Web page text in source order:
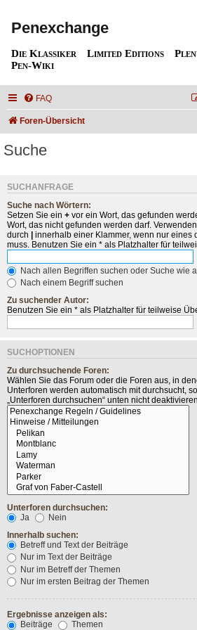
Penexchange
Die Klassiker Limited Editions
Pen-Wiki
FAQ
Foren-Übersicht
Suche
SUCHANFRAGE
Suche nach Wörtern:
Setzen Sie ein + vor ein Wort, das gefunden
Wort, das nicht gefunden werden darf.
durch | innerhalb einer Klammer, wenn nur eines
muss. Benutzen Sie ein * als Platzhalter für
Nach allen Begriffen suchen oder Suche wie
Nach einem Begriff suchen
Zu suchender Autor:
Benutzen Sie ein * als Platzhalter für teilweise
SUCHOPTIONEN
Zu durchsuchende Foren:
Wählen Sie das Forum oder die Foren aus, in
Unterforen werden automatisch mit durchsucht,
„Unterforen durchsuchen“ unten nicht deaktivieren.
Unterforen durchsuchen:
Ja
Nein
Innerhalb suchen:
Betreff und Text der Beiträge
Nur im Text der Beiträge
Nur im Betreff der Themen
Nur im ersten Beitrag der Themen
Ergebnisse anzeigen als:
Beiträge
Themen